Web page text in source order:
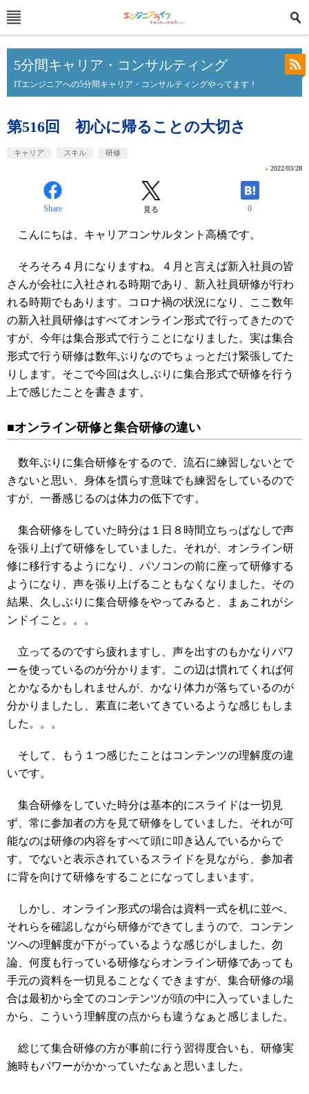
5分間キャリア・コンサルティング
ITエンジニアへの5分間キャリア・コンサルティングやってます！
第516回 初心に帰ることの大切さ
キャリア スキル 研修
» 2022/03/28
Share 見る 0
こんにちは、キャリアコンサルタント高橋です。
そろそろ４月になりますね。４月と言えば新入社員の皆
さんが会社に入社される時期であり、新入社員研修が行わ
れる時期でもあります。コロナ禍の状況になり、ここ数年
の新入社員研修はすべてオンライン形式で行ってきたので
すが、今年は集合形式で行うことになりました。実は集合
形式で行う研修は数年ぶりなのでちょっとだけ緊張してた
りします。そこで今回は久しぶりに集合形式で研修を行う
上で感じたことを書きます。
■オンライン研修と集合研修の違い
数年ぶりに集合研修をするので、流石に練習しないとで
きないと思い、身体を慣らす意味でも練習をしているので
すが、一番感じるのは体力の低下です。
集合研修をしていた時分は１日８時間立ちっぱなしで声
を張り上げて研修をしていました。それが、オンライン研
修に移行するようになり、パソコンの前に座って研修する
ようになり、声を張り上げることもなくなりました。その
結果、久しぶりに集合研修をやってみると、まぁこれがシ
ンドイこと。。。
立ってるのですら疲れますし、声を出すのもかなりパワ
ーを使っているのが分かります。この辺は慣れてくれば何
とかなるかもしれませんが、かなり体力が落ちているのが
分かりましたし、素直に老いてきているような感じもしま
した。。。
そして、もう１つ感じたことはコンテンツの理解度の違
いです。
集合研修をしていた時分は基本的にスライドは一切見
ず、常に参加者の方を見て研修をしていました。それが可
能なのは研修の内容をすべて頭に叩き込んでいるからで
す。でないと表示されているスライドを見ながら、参加者
に背を向けて研修をすることになってしまいます。
しかし、オンライン形式の場合は資料一式を机に並べ、
それらを確認しながら研修ができてしまうので、コンテン
ツへの理解度が下がっているような感じがしました。勿
論、何度も行っている研修ならオンライン研修であっても
手元の資料を一切見ることなくできますが、集合研修の場
合は最初から全てのコンテンツが頭の中に入っていました
から、こういう理解度の点からも違うなぁと感じました。
総じて集合研修の方が事前に行う習得度合いも、研修実
施時もパワーがかかっていたなぁと思いました。